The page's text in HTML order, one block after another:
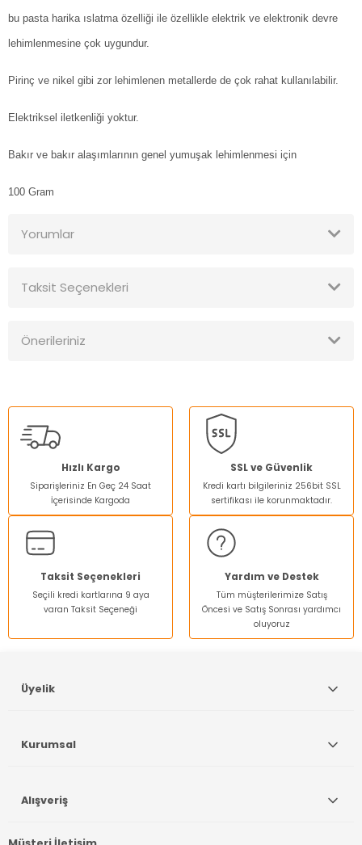
bu pasta harika ıslatma özelliği ile özellikle elektrik ve elektronik devre
lehimlenmesine çok uygundur.
Pirinç ve nikel gibi zor lehimlenen metallerde de çok rahat kullanılabilir.
Elektriksel iletkenliği yoktur.
Bakır ve bakır alaşımlarının genel yumuşak lehimlenmesi için
100 Gram
Yorumlar
Taksit Seçenekleri
Önerileriniz
kullanarak tarafımıza iletebilirsiniz.
Görüş ve önerileriniz için teşekkür ederiz.
Ürün resmi kalitesiz, bozuk veya görüntülenemiyor.
Ürün açıklamasında eksik bilgiler bulunuyor.
Ürün bilgilerinde hatalar bulunuyor.
Ürün fiyatı diğer sitelerden daha pahalı.
Bu ürüne benzer farklı alternatifler olmalı.
Hızlı Kargo
Siparişleriniz En Geç 24 Saat
İçerisinde Kargoda
SSL ve Güvenlik
Kredi kartı bilgileriniz 256bit SSL
sertifikası ile korunmaktadır.
Taksit Seçenekleri
Seçili kredi kartlarına 9 aya
varan Taksit Seçeneği
Yardım ve Destek
Tüm müşterilerimize Satış
Öncesi ve Satış Sonrası yardımcı
oluyoruz
Üyelik
Kurumsal
Alışveriş